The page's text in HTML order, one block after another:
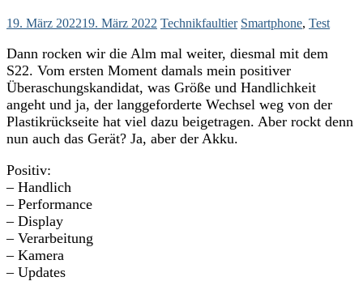
19. März 202219. März 2022 Technikfaultier Smartphone, Test
Dann rocken wir die Alm mal weiter, diesmal mit dem
S22. Vom ersten Moment damals mein positiver
Überaschungskandidat, was Größe und Handlichkeit
angeht und ja, der langgeforderte Wechsel weg von der
Plastikrückseite hat viel dazu beigetragen. Aber rockt denn
nun auch das Gerät? Ja, aber der Akku.
Positiv:
– Handlich
– Performance
– Display
– Verarbeitung
– Kamera
– Updates